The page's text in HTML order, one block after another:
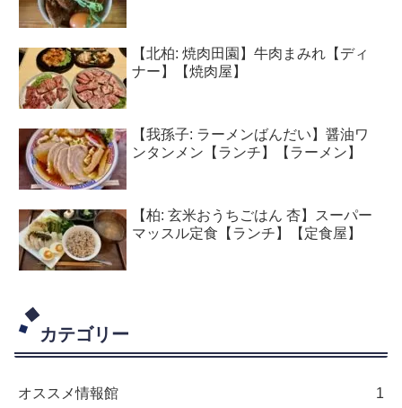
【北柏: 焼肉田園】牛肉まみれ【ディ
ナー】【焼肉屋】
【我孫子: ラーメンばんだい】醤油ワ
ンタンメン【ランチ】【ラーメン】
【柏: 玄米おうちごはん 杏】スーパー
マッスル定食【ランチ】【定食屋】
カテゴリー
オススメ情報館 1